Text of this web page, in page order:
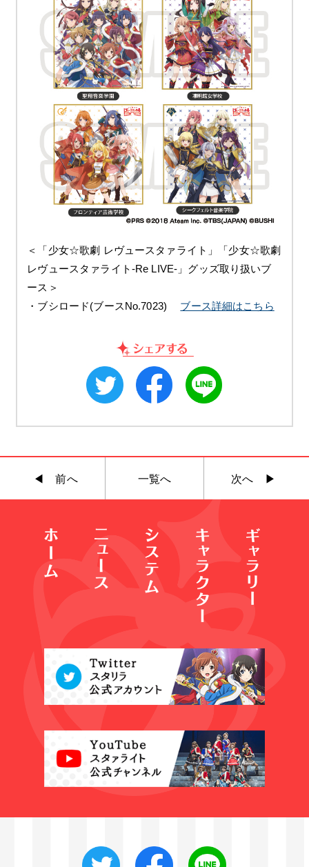
＜「少女☆歌劇 レヴュースタァライト」「少女☆歌劇
レヴュースタァライト-Re LIVE-」グッズ取り扱いブ
ース＞
・ブシロード(ブースNo.7023) ブース詳細はこちら
◀︎ 前へ 一覧へ 次へ ▶︎